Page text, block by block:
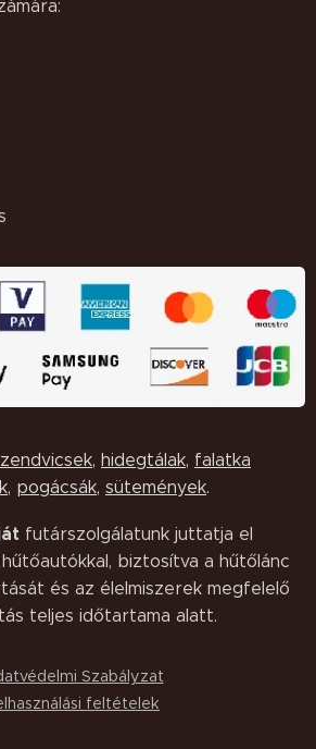
, hidegtálak, falatka
pogácsák, sütemények.
futárszolgálatunk juttatja el
biztosítva a hűtőlánc
és az élelmiszerek megfelelő
teljes időtartama alatt.
Szabályzat
feltételek